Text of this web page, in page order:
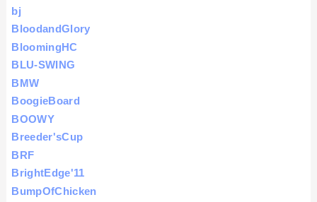
bj
BloodandGlory
BloomingHC
BLU-SWING
BMW
BoogieBoard
BOOWY
Breeder'sCup
BRF
BrightEdge'11
BumpOfChicken